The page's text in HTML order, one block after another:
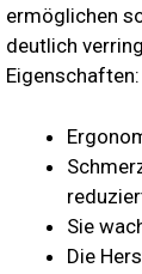
ermöglichen
deutlich
Eigenschaften:
Sie
Die